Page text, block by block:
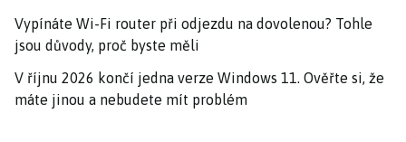
Vypínáte Wi-Fi router při odjezdu na dovolenou? Tohle
jsou důvody, proč byste měli
V říjnu 2026 končí jedna verze Windows 11. Ověřte si, že
máte jinou a nebudete mít problém